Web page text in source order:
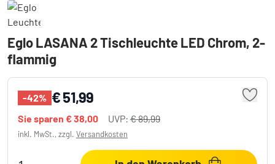
Eglo LASANA 2 Tischleuchte LED Chrom, 2-
flammig
-42% € 51,99
Sie sparen € 38,00 UVP: € 89,99
inkl. MwSt., zzgl. Versandkosten